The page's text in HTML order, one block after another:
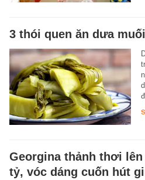
3 thói quen ăn dưa
Georgina thảnh thơi
tỷ, vóc dáng cuốn hút